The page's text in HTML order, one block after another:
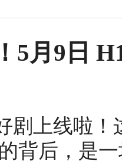
5月9日
剧上线啦！
背后，是